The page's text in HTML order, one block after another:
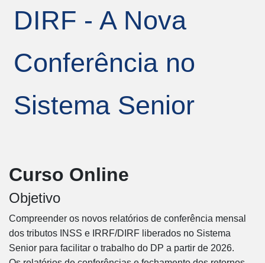
DIRF - A Nova
Conferência no
Sistema Senior
Curso Online
Objetivo
Compreender os novos relatórios de conferência mensal
dos tributos INSS e IRRF/DIRF liberados no Sistema
Senior para facilitar o trabalho do DP a partir de 2026.